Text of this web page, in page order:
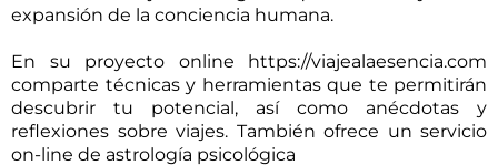
expansión de la conciencia humana.
En su proyecto online https://viajealaesencia.com
comparte técnicas y herramientas que te permitirán
descubrir tu potencial, así como anécdotas y
reflexiones sobre viajes. También ofrece un servicio
on-line de astrología psicológica